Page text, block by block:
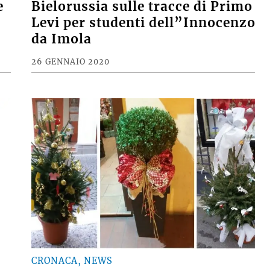
Bielorussia sulle tracce di Primo
Levi per studenti dell”Innocenzo
da Imola
26 GENNAIO 2020
CRONACA, NEWS